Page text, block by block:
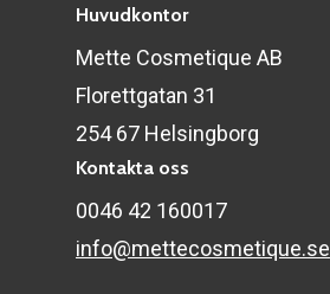
Huvudkontor
Mette Cosmetique AB
Florettgatan 31
254 67 Helsingborg
Kontakta oss
0046 42 160017
info@mettecosmetique.se